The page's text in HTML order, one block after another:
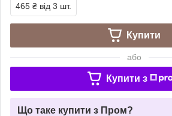
465 ₴ від 3 шт.
Купити
або
Купити з
Що таке купити з Пром?